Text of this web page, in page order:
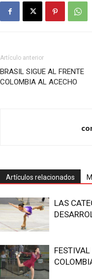
Artículo anterior
BRASIL SIGUE AL FRENTE
COLOMBIA AL ACECHO
Artículos relacionados
LAS